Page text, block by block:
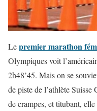
Lepremier marathon
Olympiques voit
2h48’45. Mais on se
de piste de l’athlète
de crampes, et titubant,